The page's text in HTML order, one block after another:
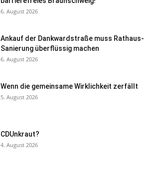
6. August 2026
Ankauf der Dankwardstraße muss Rathaus-
Sanierung überflüssig machen
6. August 2026
Wenn die gemeinsame Wirklichkeit zerfällt
5. August 2026
CDUnkraut?
4. August 2026